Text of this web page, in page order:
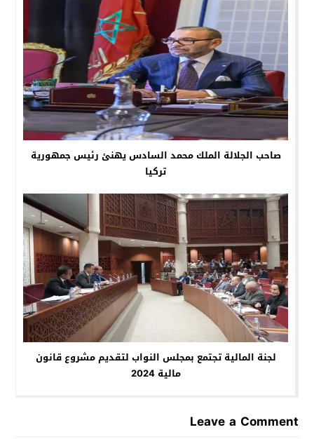
صاحب الجلالة الملك محمد السادس يهنئ رئيس جمهورية
تركيا
لجنة المالية تجتمع بمجلس النواب لتقديم مشروع قانون
مالية 2024
Leave a Comment